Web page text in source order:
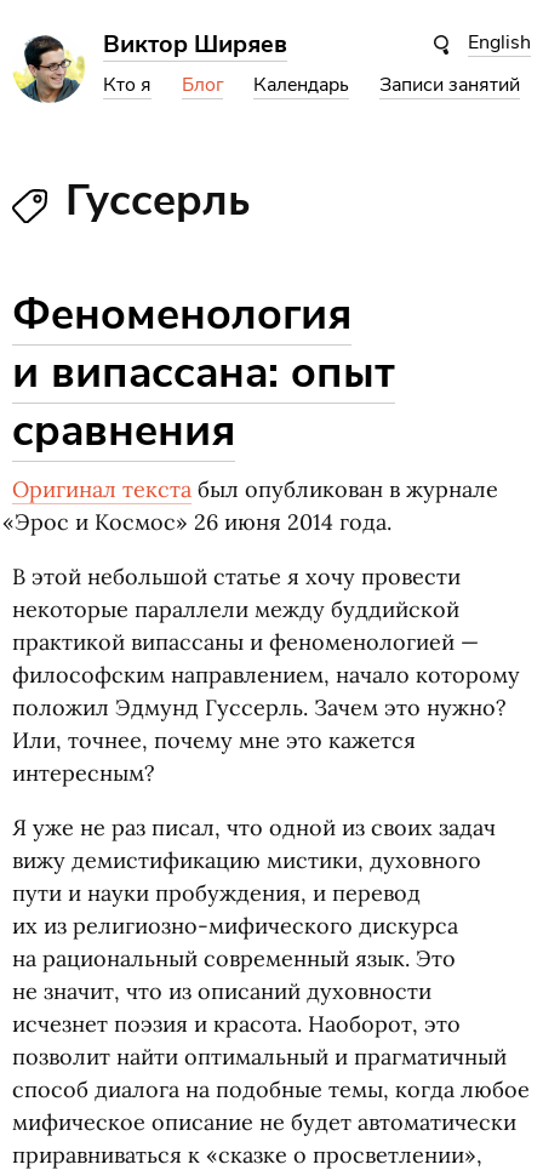
English
Виктор Ширяев
Кто я Блог Календарь Записи занятий
Гуссерль
Феноменология
и випассана: опыт
сравнения
Оригинал текста был опубликован в журнале
«Эрос и Космос» 26 июня 2014 года.
В этой небольшой статье я хочу провести
некоторые параллели между буддийской
практикой випассаны и феноменологией —
философским направлением, начало которому
положил Эдмунд Гуссерль. Зачем это нужно?
Или, точнее, почему мне это кажется
интересным?
Я уже не раз писал, что одной из своих задач
вижу демистификацию мистики, духовного
пути и науки пробуждения, и перевод
их из религиозно-мифического дискурса
на рациональный современный язык. Это
не значит, что из описаний духовности
исчезнет поэзия и красота. Наоборот, это
позволит найти оптимальный и прагматичный
способ диалога на подобные темы, когда любое
мифическое описание не будет автоматически
приравниваться к «сказке о просветлении»,